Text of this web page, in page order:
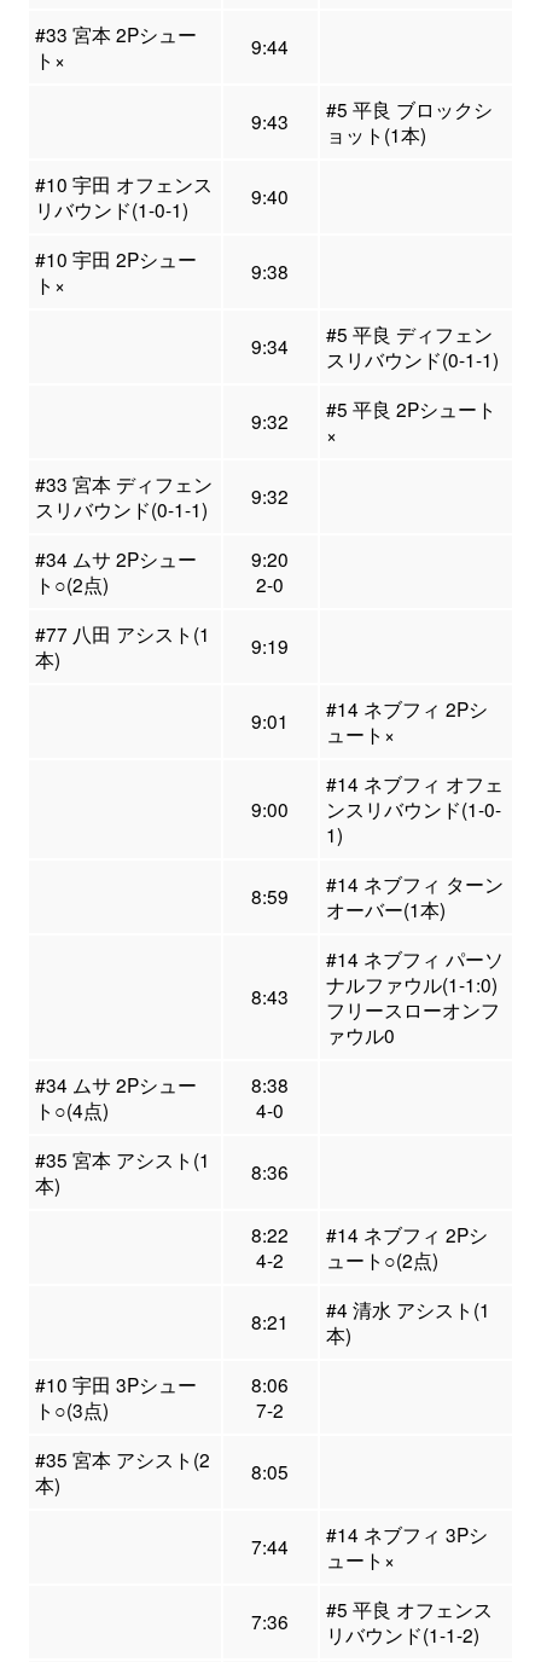
#33 宮本 2Pシュー
ト×
9:44
9:43
#5 平良 ブロックシ
ョット(1本)
#10 宇田 オフェンス
リバウンド(1-0-1)
9:40
#10 宇田 2Pシュー
ト×
9:38
9:34
#5 平良 ディフェン
スリバウンド(0-1-1)
9:32
#5 平良 2Pシュート
×
#33 宮本 ディフェン
スリバウンド(0-1-1)
9:32
#34 ムサ 2Pシュー
ト○(2点)
9:20
2-0
#77 八田 アシスト(1
本)
9:19
9:01
#14 ネブフィ 2Pシ
ュート×
9:00
#14 ネブフィ オフェ
ンスリバウンド(1-0-
1)
8:59
#14 ネブフィ ターン
オーバー(1本)
8:43
#14 ネブフィ パーソ
ナルファウル(1-1:0)
フリースローオンフ
ァウル0
#34 ムサ 2Pシュー
ト○(4点)
8:38
4-0
#35 宮本 アシスト(1
本)
8:36
8:22
4-2
#14 ネブフィ 2Pシ
ュート○(2点)
8:21
#4 清水 アシスト(1
本)
#10 宇田 3Pシュー
ト○(3点)
8:06
7-2
#35 宮本 アシスト(2
本)
8:05
7:44
#14 ネブフィ 3Pシ
ュート×
7:36
#5 平良 オフェンス
リバウンド(1-1-2)